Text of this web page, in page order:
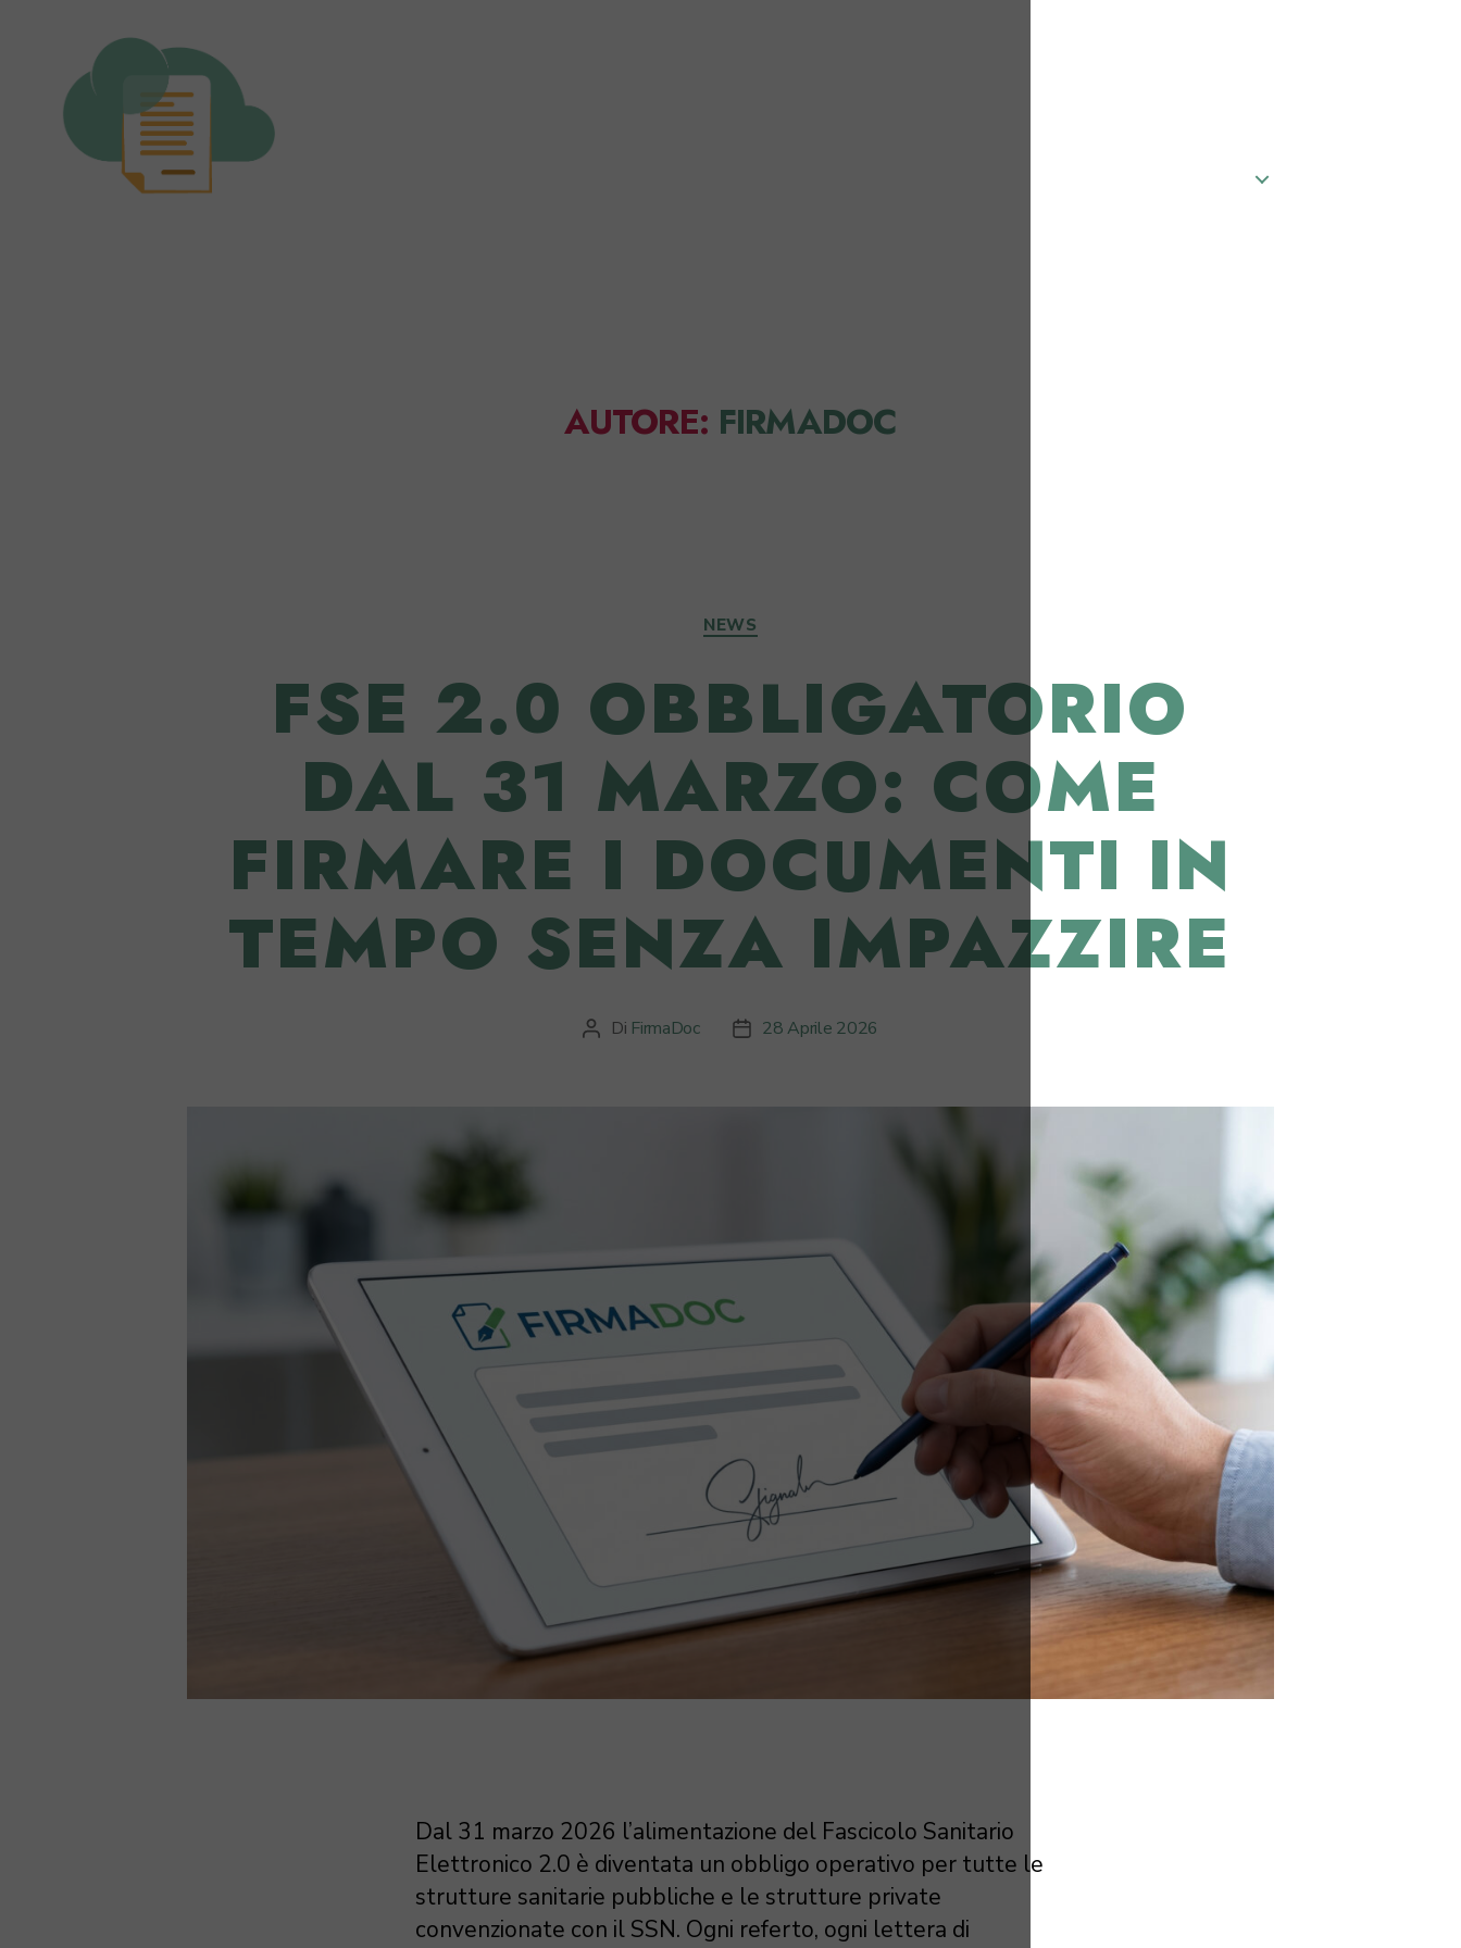
AUTORE: FIRMADOC
Categorie
NEWS
FSE 2.0 OBBLIGATORIO
DAL 31 MARZO: COME
FIRMARE I DOCUMENTI IN
TEMPO SENZA IMPAZZIRE
Autore
Di FirmaDoc
Data28 Aprile 2026
Dal 31 marzo 2026 l’alimentazione del Fascicolo Sanitario
Elettronico 2.0 è diventata un obbligo operativo per tutte le
strutture sanitarie pubbliche e le strutture private
convenzionate con il SSN. Ogni referto, ogni lettera di